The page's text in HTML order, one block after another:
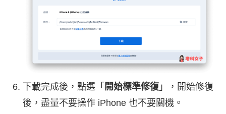
下載完成後，點選「 開始標準修復 」，開始修復
後，盡量不要操作 iPhone 也不要關機。